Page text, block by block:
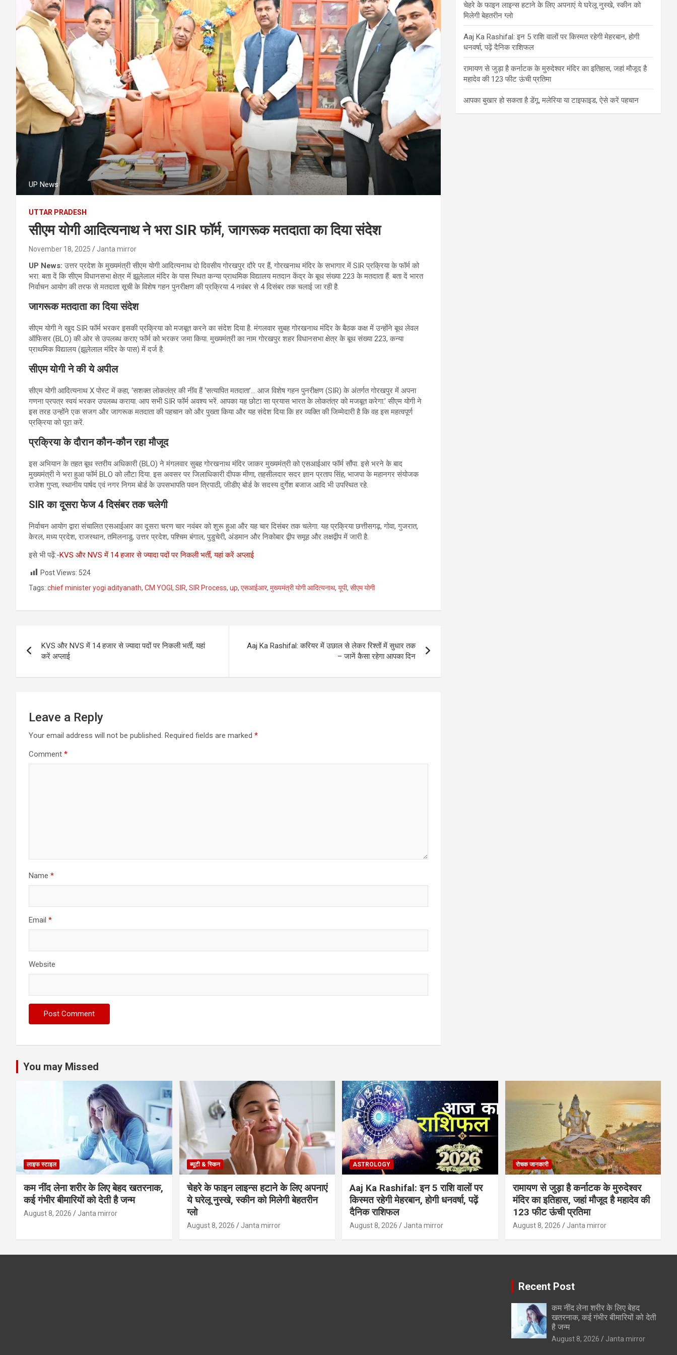
UP News
UTTAR PRADESH
सीएम योगी आदित्यनाथ ने भरा SIR फॉर्म, जागरूक मतदाता का दिया संदेश
November 18, 2025 Janta mirror
UP News:उत्तर प्रदेश के मुख्यमंत्री सीएम योगी आदित्यनाथ दो दिवसीय गोरखपुर दौरे पर हैं, गोरखनाथ मंदिर के सभागार में SIR प्रक्रिया के फॉर्म को
भरा. बता दें कि सीएम विधानसभा क्षेत्र में झूलेलाल मंदिर के पास स्थित कन्या प्राथमिक विद्यालय मतदान केंद्र के बूथ संख्या 223 के मतदाता हैं. बता दें भारत
निर्वाचन आयोग की तरफ से मतदाता सूची के विशेष गहन पुनरीक्षण की प्रक्रिया 4 नवंबर से 4 दिसंबर तक चलाई जा रही है.
जागरूक मतदाता का दिया संदेश
सीएम योगी ने खुद SIR फॉर्म भरकर इसकी प्रक्रिया को मजबूत करने का संदेश दिया है. मंगलवार सुबह गोरखनाथ मंदिर के बैठक कक्ष में उन्होंने बूथ लेवल
ऑफिसर (BLO) की ओर से उपलब्ध कराए फॉर्म को भरकर जमा किया. मुख्यमंत्री का नाम गोरखपुर शहर विधानसभा क्षेत्र के बूथ संख्या 223, कन्या
प्राथमिक विद्यालय (झूलेलाल मंदिर के पास) में दर्ज है.
सीएम योगी ने की ये अपील
सीएम योगी आदित्यनाथ X पोस्ट में कहा, ‘सशक्त लोकतंत्र की नींव हैं ‘सत्यापित मतदाता’ … आज विशेष गहन पुनरीक्षण (SIR) के अंतर्गत गोरखपुर में अपना
गणना प्रपत्र स्वयं भरकर उपलब्ध कराया. आप सभी SIR फॉर्म अवश्य भरें. आपका यह छोटा सा प्रयास भारत के लोकतंत्र को मजबूत करेगा.’ सीएम योगी ने
इस तरह उन्होंने एक सजग और जागरूक मतदाता की पहचान को और पुख्ता किया और यह संदेश दिया कि हर व्यक्ति की जिम्मेदारी है कि वह इस महत्वपूर्ण
प्रक्रिया को पूरा करें.
प्रक्रिया के दौरान कौन-कौन रहा मौजूद
इस अभियान के तहत बूथ स्तरीय अधिकारी (BLO) ने मंगलवार सुबह गोरखनाथ मंदिर जाकर मुख्यमंत्री को एसआईआर फॉर्म सौंपा. इसे भरने के बाद
मुख्यमंत्री ने भरा हुआ फॉर्म BLO को लौटा दिया. इस अवसर पर जिलाधिकारी दीपक मीणा, तहसीलदार सदर ज्ञान प्रताप सिंह, भाजपा के महानगर संयोजक
राजेश गुप्ता, स्थानीय पार्षद एवं नगर निगम बोर्ड के उपसभापति पवन त्रिपाठी, जीडीए बोर्ड के सदस्य दुर्गेश बजाज आदि भी उपस्थित रहे.
SIRका दूसरा फेज 4दिसंबर तक चलेगी
निर्वाचन आयोग द्वारा संचालित एसआईआर का दूसरा चरण चार नवंबर को शुरू हुआ और यह चार दिसंबर तक चलेगा. यह प्रक्रिया छत्तीसगढ़, गोवा, गुजरात,
केरल, मध्य प्रदेश, राजस्थान, तमिलनाडु, उत्तर प्रदेश, पश्चिम बंगाल, पुडुचेरी, अंडमान और निकोबार द्वीप समूह और लक्षद्वीप में जारी है.
इसे भी पढ़ें:-KVS और NVS में 14 हजार से ज्यादा पदों पर निकली भर्ती, यहां करें अप्लाई
Post Views: 524
Tags: chief minister yogi adityanath, CM YOGI , SIR, SIR Process, up, एसआईआर, मुख्यमंत्री योगी आदित्यनाथ, यूपी, सीएम योगी
navigation
KVS और NVS में 14 हजार से ज्यादा पदों पर निकली भर्ती, यहां
करें अप्लाई
Aaj Ka Rashifal: करियर में उछाल से लेकर रिश्तों में सुधार तक
– जानें कैसा रहेगा आपका दिन
Leave a Reply
Your email address will not be published. Required fields are marked *
Comment *
Name *
Email *
Website
चेहरे के फाइन लाइन्स हटाने के लिए अपनाएं ये घरेलू नुस्खे, स्कीन को
मिलेगी बेहतरीन ग्लो
Aaj Ka Rashifal: इन 5 राशि वालों पर किस्मत रहेगी मेहरबान, होगी
धनवर्षा, पढ़ें दैनिक राशिफल
रामायण से जुड़ा है कर्नाटक के मुरुदेश्वर मंदिर का इतिहास, जहां मौजूद है
महादेव की 123 फीट ऊंची प्रतिमा
आपका बुखार हो सकता है डेंगू, मलेरिया या टाइफाइड, ऐसे करें पहचान
You may Missed
लाइफ स्टाइल
कम नींद लेना शरीर के लिए बेहद खतरनाक,
कई गंभीर बीमारियों को देती है जन्म
August 8, 2026 Janta mirror
ब्यूटी & स्किन
चेहरे के फाइन लाइन्स हटाने के लिए अपनाएं
ये घरेलू नुस्खे, स्कीन को मिलेगी बेहतरीन
ग्लो
August 8, 2026 Janta mirror
ASTROLOGY
Aaj Ka Rashifal: इन 5 राशि वालों पर
किस्मत रहेगी मेहरबान, होगी धनवर्षा, पढ़ें
दैनिक राशिफल
August 8, 2026 Janta mirror
रोचक जानकारी
रामायण से जुड़ा है कर्नाटक के मुरुदेश्वर
मंदिर का इतिहास, जहां मौजूद है महादेव की
123 फीट ऊंची प्रतिमा
August 8, 2026 Janta mirror
Recent Post
कम नींद लेना शरीर के लिए बेहद
खतरनाक, कई गंभीर बीमारियों को देती
है जन्म
August 8, 2026 Janta mirror